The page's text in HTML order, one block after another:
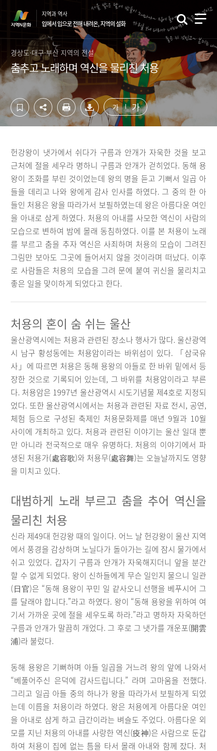
영
바
로
가
기
역
로
가
기
지역과 역사
입에서 입으로 전해 내려온, 지역의 설화
경상도·대구·부산 지역의 전설
춤추고 노래하며 역신을 물리친 처용
가 가
헌강왕이 냇가에서 쉬다가 구름과 안개가 자욱한 것을 보고
근처에 절을 세우라 명하니 구름과 안개가 걷히었다. 동해 용
왕이 조화를 부린 것이었는데 왕의 명을 듣고 기뻐서 일곱 아
들을 데리고 나와 왕에게 감사 인사를 하였다. 그 중의 한 아
들인 처용은 왕을 따라가서 보필하였는데 왕은 아름다운 여인
을 아내로 삼게 하였다. 처용의 아내를 사모한 역신이 사람의
모습으로 변하여 밤에 몰래 동침하였다. 이를 본 처용이 노래
를 부르고 춤을 추자 역신은 사죄하며 처용의 모습이 그려진
그림만 보아도 그곳에 들어서지 않을 것이라며 떠났다. 이후
로 사람들은 처용의 모습을 그려 문에 붙여 귀신을 물리치고
좋은 일을 맞이하게 되었다고 한다.
처용의 혼이 숨 쉬는 울산
울산광역시에는 처용과 관련된 장소나 행사가 많다. 울산광역
시 남구 황성동에는 처용암이라는 바위섬이 있다. 「삼국유
사」에 따르면 처용은 동해 용왕의 아들로 한 바위 밑에서 등
장한 것으로 기록되어 있는데, 그 바위를 처용암이라고 부른
다. 처용암은 1997년 울산광역시 시도기념물 제4호로 지정되
었다. 또한 울산광역시에서는 처용과 관련된 자료 전시, 공연,
체험 등으로 구성된 축제인 처용문화제를 매년 9월과 10월
사이에 개최하고 있다. 처용과 관련된 이야기는 울산 일대 뿐
만 아니라 전국적으로 매우 유명하다. 처용의 이야기에서 파
생된 처용가(處容歌)와 처용무(處容舞)는 오늘날까지도 영향
을 미치고 있다.
대범하게 노래 부르고 춤을 추어 역신을
물리친 처용
신라 제49대 헌강왕 때의 일이다. 어느 날 헌강왕이 울산 지역
에서 풍경을 감상하며 노닐다가 돌아가는 길에 잠시 물가에서
쉬고 있었다. 갑자기 구름과 안개가 자욱해지더니 앞을 분간
할 수 없게 되었다. 왕이 신하들에게 무슨 일인지 물으니 일관
(日官)은 “동해 용왕이 꾸민 일 같사오니 선행을 베푸시어 그
를 달래야 합니다.”라고 하였다. 왕이 “동해 용왕을 위하여 여
기서 가까운 곳에 절을 세우도록 하라.”라고 명하자 자욱하던
구름과 안개가 말끔히 개었다. 그 후로 그 냇가를 개운포(開雲
浦)라 불렀다.
동해 용왕은 기뻐하며 아들 일곱을 거느려 왕의 앞에 나와서
“베풀어주신 은덕에 감사드립니다.” 라며 고마움을 전했다.
그리고 일곱 아들 중의 하나가 왕을 따라가서 보필하게 되었
는데 이름을 처용이라 하였다. 왕은 처용에게 아름다운 여인
을 아내로 삼게 하고 급간이라는 벼슬도 주었다. 아름다운 외
모를 지닌 처용의 아내를 사랑한 역신(疫神)은 사람으로 둔갑
하여 처용이 집에 없는 틈을 타서 몰래 아내와 함께 잤다. 처